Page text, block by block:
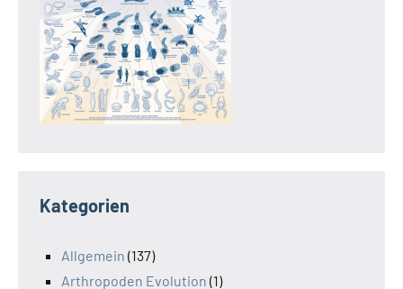
Kategorien
Allgemein (137)
Arthropoden Evolution (1)